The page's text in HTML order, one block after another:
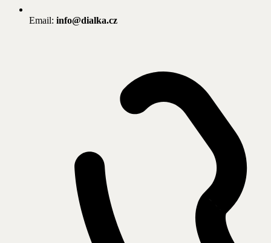
Email: info@dialka.cz